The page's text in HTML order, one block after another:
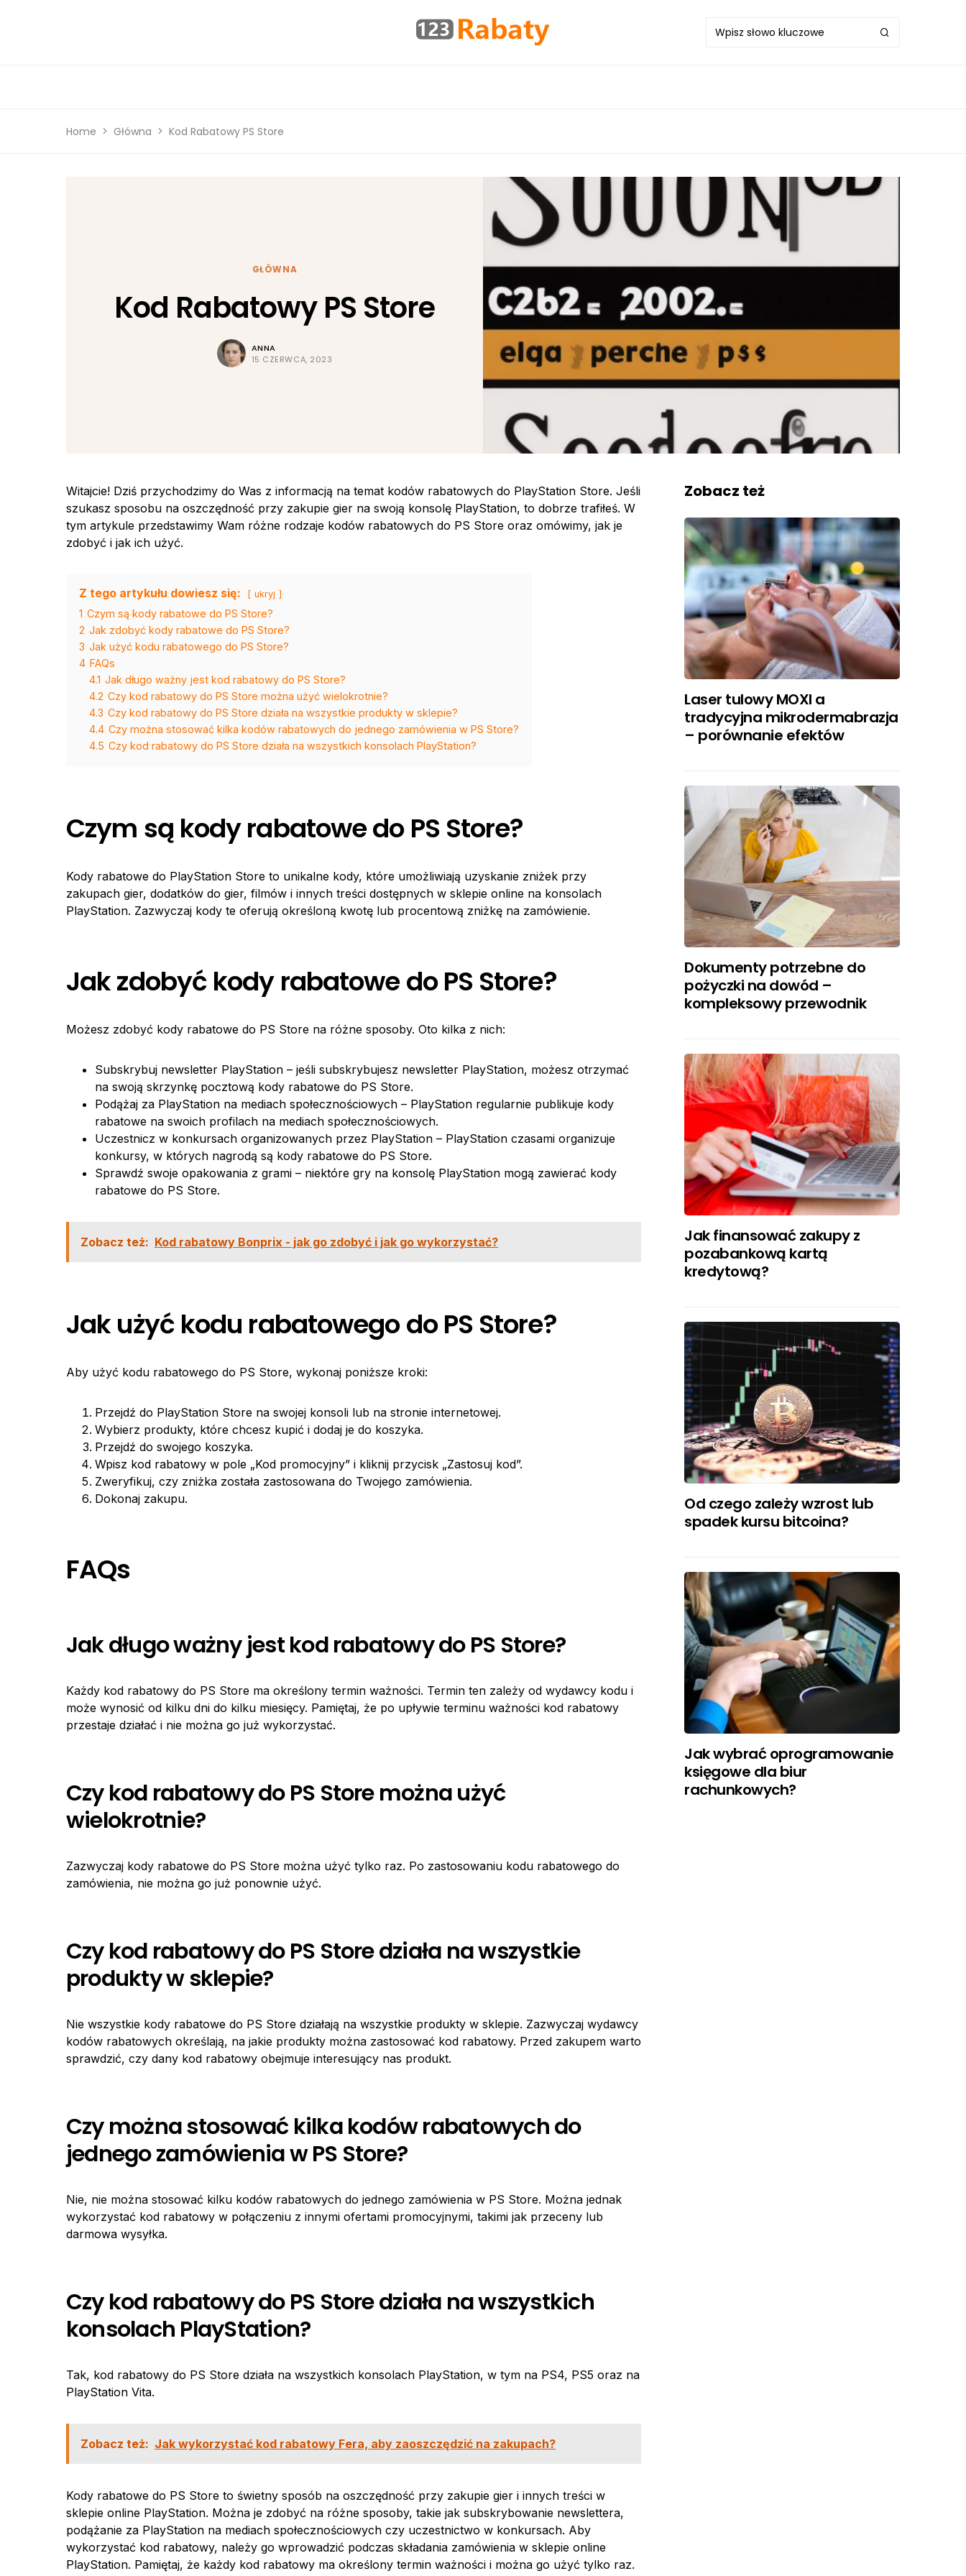
Home Główna Kod Rabatowy PS Store
GŁÓWNA
Kod Rabatowy PS Store
ANNA
15 CZERWCA, 2023
Witajcie! Dziś przychodzimy do Was z informacją na temat kodów rabatowych do PlayStation Store. Jeśli
szukasz sposobu na oszczędność przy zakupie gier na swoją konsolę PlayStation, to dobrze trafiłeś. W
tym artykule przedstawimy Wam różne rodzaje kodów rabatowych do PS Store oraz omówimy, jak je
zdobyć i jak ich użyć.
Z tego artykułu dowiesz się: ukryj
1 Czym są kody rabatowe do PS Store?
2 Jak zdobyć kody rabatowe do PS Store?
3 Jak użyć kodu rabatowego do PS Store?
4 FAQs
4.1 Jak długo ważny jest kod rabatowy do PS Store?
4.2 Czy kod rabatowy do PS Store można użyć wielokrotnie?
4.3 Czy kod rabatowy do PS Store działa na wszystkie produkty w sklepie?
4.4 Czy można stosować kilka kodów rabatowych do jednego zamówienia w PS Store?
4.5 Czy kod rabatowy do PS Store działa na wszystkich konsolach PlayStation?
Czym są kody rabatowe do PS Store?
Kody rabatowe do PlayStation Store to unikalne kody, które umożliwiają uzyskanie zniżek przy
zakupach gier, dodatków do gier, filmów i innych treści dostępnych w sklepie online na konsolach
PlayStation. Zazwyczaj kody te oferują określoną kwotę lub procentową zniżkę na zamówienie.
Jak zdobyć kody rabatowe do PS Store?
Możesz zdobyć kody rabatowe do PS Store na różne sposoby. Oto kilka z nich:
Subskrybuj newsletter PlayStation – jeśli subskrybujesz newsletter PlayStation, możesz otrzymać
na swoją skrzynkę pocztową kody rabatowe do PS Store.
Podążaj za PlayStation na mediach społecznościowych – PlayStation regularnie publikuje kody
rabatowe na swoich profilach na mediach społecznościowych.
Uczestnicz w konkursach organizowanych przez PlayStation – PlayStation czasami organizuje
konkursy, w których nagrodą są kody rabatowe do PS Store.
Sprawdź swoje opakowania z grami – niektóre gry na konsolę PlayStation mogą zawierać kody
rabatowe do PS Store.
Zobacz też: Kod rabatowy Bonprix - jak go zdobyć i jak go wykorzystać?
Jak użyć kodu rabatowego do PS Store?
Aby użyć kodu rabatowego do PS Store, wykonaj poniższe kroki:
Przejdź do PlayStation Store na swojej konsoli lub na stronie internetowej.
Wybierz produkty, które chcesz kupić i dodaj je do koszyka.
Przejdź do swojego koszyka.
Wpisz kod rabatowy w pole „Kod promocyjny” i kliknij przycisk „Zastosuj kod”.
Zweryfikuj, czy zniżka została zastosowana do Twojego zamówienia.
Dokonaj zakupu.
FAQs
Jak długo ważny jest kod rabatowy do PS Store?
Każdy kod rabatowy do PS Store ma określony termin ważności. Termin ten zależy od wydawcy kodu i
może wynosić od kilku dni do kilku miesięcy. Pamiętaj, że po upływie terminu ważności kod rabatowy
przestaje działać i nie można go już wykorzystać.
Czy kod rabatowy do PS Store można użyć
wielokrotnie?
Zazwyczaj kody rabatowe do PS Store można użyć tylko raz. Po zastosowaniu kodu rabatowego do
zamówienia, nie można go już ponownie użyć.
Czy kod rabatowy do PS Store działa na wszystkie
produkty w sklepie?
Nie wszystkie kody rabatowe do PS Store działają na wszystkie produkty w sklepie. Zazwyczaj wydawcy
kodów rabatowych określają, na jakie produkty można zastosować kod rabatowy. Przed zakupem warto
sprawdzić, czy dany kod rabatowy obejmuje interesujący nas produkt.
Czy można stosować kilka kodów rabatowych do
jednego zamówienia w PS Store?
Nie, nie można stosować kilku kodów rabatowych do jednego zamówienia w PS Store. Można jednak
wykorzystać kod rabatowy w połączeniu z innymi ofertami promocyjnymi, takimi jak przeceny lub
darmowa wysyłka.
Czy kod rabatowy do PS Store działa na wszystkich
konsolach PlayStation?
Tak, kod rabatowy do PS Store działa na wszystkich konsolach PlayStation, w tym na PS4, PS5 oraz na
PlayStation Vita.
Zobacz też: Jak wykorzystać kod rabatowy Fera, aby zaoszczędzić na zakupach?
Kody rabatowe do PS Store to świetny sposób na oszczędność przy zakupie gier i innych treści w
sklepie online PlayStation. Można je zdobyć na różne sposoby, takie jak subskrybowanie newslettera,
podążanie za PlayStation na mediach społecznościowych czy uczestnictwo w konkursach. Aby
wykorzystać kod rabatowy, należy go wprowadzić podczas składania zamówienia w sklepie online
PlayStation. Pamiętaj, że każdy kod rabatowy ma określony termin ważności i można go użyć tylko raz.
Zobacz też
Laser tulowy MOXI a
tradycyjna mikrodermabrazja
– porównanie efektów
Dokumenty potrzebne do
pożyczki na dowód –
kompleksowy przewodnik
Jak finansować zakupy z
pozabankową kartą
kredytową?
Od czego zależy wzrost lub
spadek kursu bitcoina?
Jak wybrać oprogramowanie
księgowe dla biur
rachunkowych?